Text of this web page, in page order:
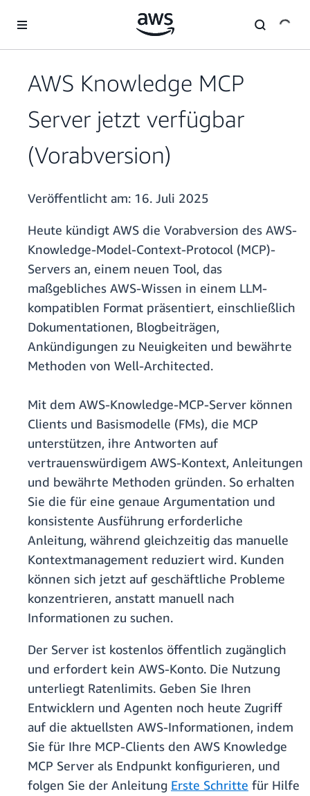
Überspringen zum Hauptinhalt
AWS Knowledge MCP
Server jetzt verfügbar
(Vorabversion)
Veröffentlicht am: 16. Juli 2025
Heute kündigt AWS die Vorabversion des AWS-
Knowledge-Model-Context-Protocol (MCP)-
Servers an, einem neuen Tool, das
maßgebliches AWS-Wissen in einem LLM-
kompatiblen Format präsentiert, einschließlich
Dokumentationen, Blogbeiträgen,
Ankündigungen zu Neuigkeiten und bewährte
Methoden von Well-Architected.
Mit dem AWS-Knowledge-MCP-Server können
Clients und Basismodelle (FMs), die MCP
unterstützen, ihre Antworten auf
vertrauenswürdigem AWS-Kontext, Anleitungen
und bewährte Methoden gründen. So erhalten
Sie die für eine genaue Argumentation und
konsistente Ausführung erforderliche
Anleitung, während gleichzeitig das manuelle
Kontextmanagement reduziert wird. Kunden
können sich jetzt auf geschäftliche Probleme
konzentrieren, anstatt manuell nach
Informationen zu suchen.
Der Server ist kostenlos öffentlich zugänglich
und erfordert kein AWS-Konto. Die Nutzung
unterliegt Ratenlimits. Geben Sie Ihren
Entwicklern und Agenten noch heute Zugriff
auf die aktuellsten AWS-Informationen, indem
Sie für Ihre MCP-Clients den AWS Knowledge
MCP Server als Endpunkt konfigurieren, und
folgen Sie der Anleitung Erste Schritte für Hilfe